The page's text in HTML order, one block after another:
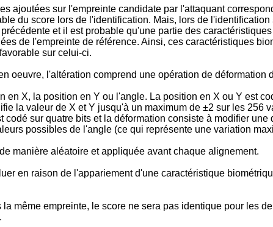
ajoutées sur l'empreinte candidate par l'attaquant
du score lors de l'identification. Mais, lors de
et il est probable qu'une partie des
de l'empreinte de référence. Ainsi, ces caractéristiques
sur celui-ci.
oeuvre, l'altération comprend une opération de
en X, la position en Y ou l'angle. La position en X ou Y est
la valeur de X et Y jusqu'à un maximum de ±2 sur les
sur quatre bits et la déformation consiste à modifier
possibles de l'angle (ce qui représente une variation
manière aléatoire et appliquée avant chaque alignement.
en raison de l'appariement d'une caractéristique
même empreinte, le score ne sera pas identique pour les